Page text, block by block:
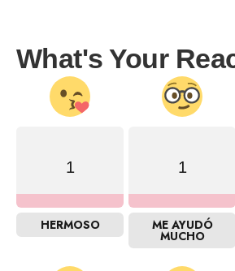
What's Your
1
HERMOSO
1
ME AYUDÓ
MUCHO